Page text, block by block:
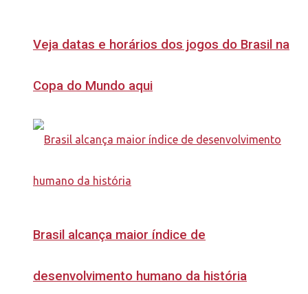
Veja datas e horários dos jogos do Brasil na
Copa do Mundo aqui
Brasil alcança maior índice de
desenvolvimento humano da história